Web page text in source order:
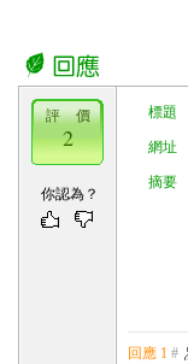
標題
網址
摘要
評 價
2
你認為？
回應 1 #